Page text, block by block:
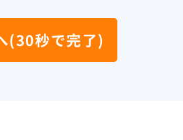
(30秒で完了)